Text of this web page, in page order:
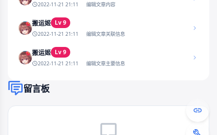
2022-11-21 21:11 编辑文章内容
搬运姬 Lv 9
2022-11-21 21:11 编辑文章关联信息
搬运姬 Lv 9
2022-11-21 21:11 编辑文章主要信息
留言板